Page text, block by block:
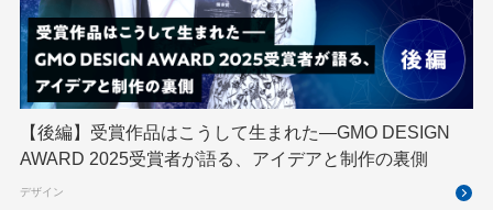
GMO DESIGN AWARD GMO Developers Day
GMO Developers Night GMO Flatt Security
GMO GPUクラウド GMO Hacking Night
GMO kitaQ GMO SONIC GMOアドパートナーズ
GMOアドマーケティング GMOインターネット
【後編】受賞作品はこうして生まれた—GMO DESIGN
AWARD 2025受賞者が語る、アイデアと制作の裏側
デザイン